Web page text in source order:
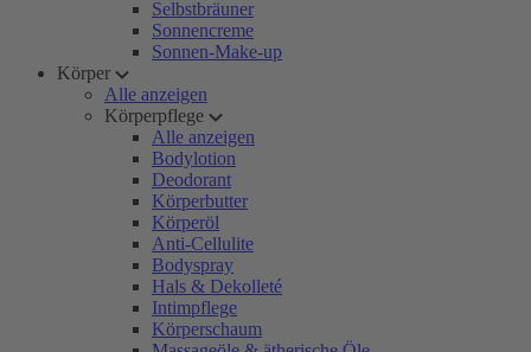
Selbstbräuner
Sonnencreme
Sonnen-Make-up
Körper
Alle anzeigen
Körperpflege
Alle anzeigen
Bodylotion
Deodorant
Körperbutter
Körperöl
Anti-Cellulite
Bodyspray
Hals & Dekolleté
Intimpflege
Körperschaum